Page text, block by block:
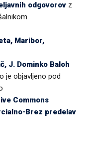
odgovorov z
Maribor,
J. Dominko Baloh
je objavljeno pod
Commons
Brez predelav